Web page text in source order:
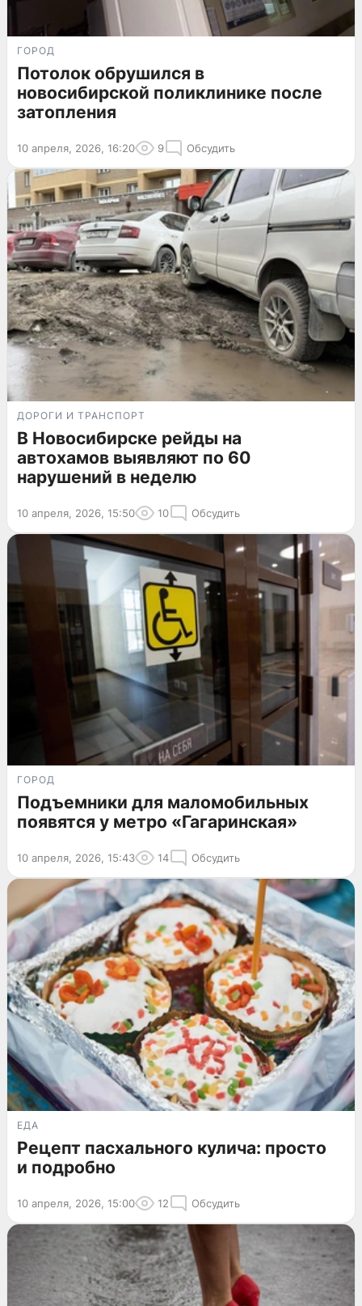
ГОРОД
Потолок обрушился в
новосибирской поликлинике после
затопления
10 апреля, 2026, 16:20 9 Обсудить
ДОРОГИ И ТРАНСПОРТ
В Новосибирске рейды на
автохамов выявляют по 60
нарушений в неделю
10 апреля, 2026, 15:50 10 Обсудить
ГОРОД
Подъемники для маломобильных
появятся у метро «Гагаринская»
10 апреля, 2026, 15:43 14 Обсудить
ЕДА
Рецепт пасхального кулича: просто
и подробно
10 апреля, 2026, 15:00 12 Обсудить